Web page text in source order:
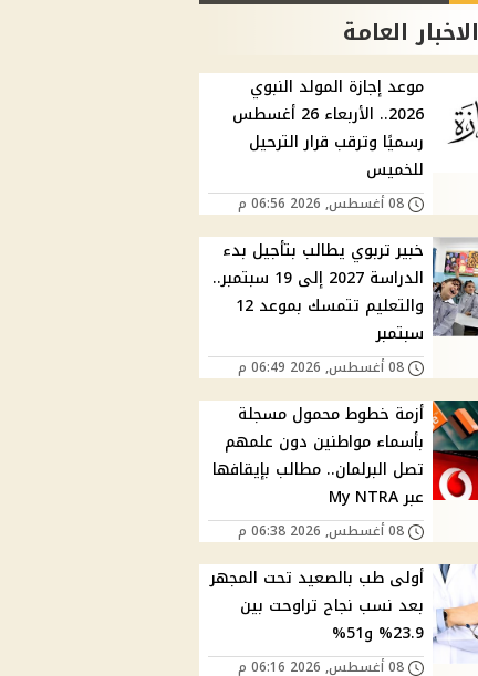
الاخبار العامة
موعد إجازة المولد النبوي
2026.. الأربعاء 26 أغسطس
رسميًا وترقب قرار الترحيل
للخميس
08 أغسطس, 2026 06:56 م
خبير تربوي يطالب بتأجيل بدء
الدراسة 2027 إلى 19 سبتمبر..
والتعليم تتمسك بموعد 12
سبتمبر
08 أغسطس, 2026 06:49 م
أزمة خطوط محمول مسجلة
بأسماء مواطنين دون علمهم
تصل البرلمان.. مطالب بإيقافها
عبر My NTRA
08 أغسطس, 2026 06:38 م
أولى طب بالصعيد تحت المجهر
بعد نسب نجاح تراوحت بين
23.9% و51%
08 أغسطس, 2026 06:16 م